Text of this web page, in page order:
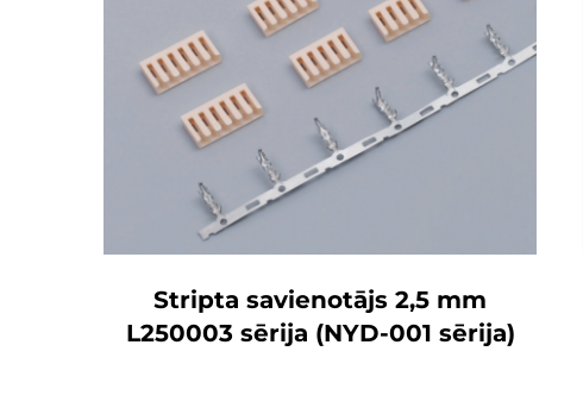
Stripta savienotājs 2,5 mm
L250003 sērija (NYD-001 sērija)